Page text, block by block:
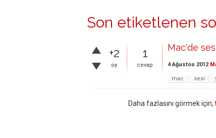
Son etiketlenen
+2
oy
1
cevap
Mac'de
4 Ağustos 2012
mac sesi
Daha fazlasını görmek için,